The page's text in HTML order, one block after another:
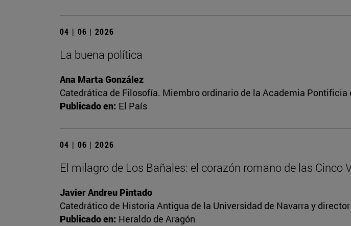
04 | 06 | 2026
La buena política
Ana Marta González
Catedrática de Filosofía. Miembro ordinario de la Academia Pontificia
Publicado en: El País
04 | 06 | 2026
El milagro de Los Bañales: el corazón romano de las Cinco
Javier Andreu Pintado
Catedrático de Historia Antigua de la Universidad de Navarra y
Publicado en: Heraldo de Aragón